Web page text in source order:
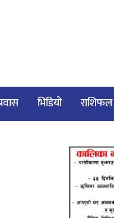
भिडियो राशिफल